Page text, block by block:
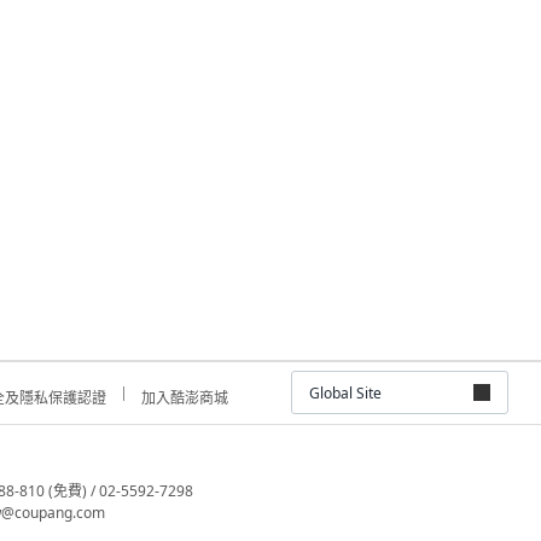
及隱私保護認證 加入酷澎商城 Global Site
810 (免費) / 02-5592-7298